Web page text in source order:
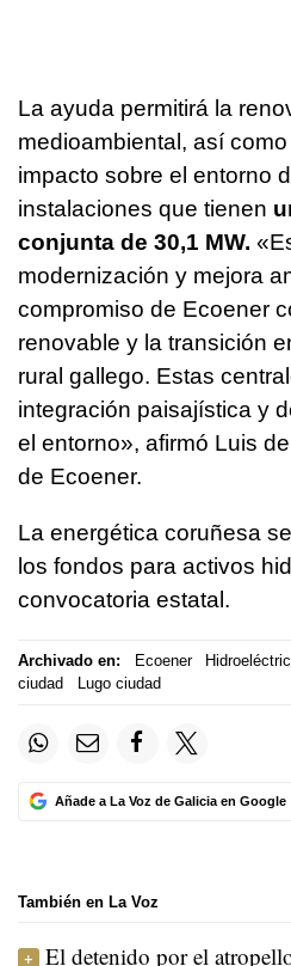
La ayuda permitirá la
medioambiental, así
impacto sobre el entorno
instalaciones que tienen
conjunta de 30,1 MW.
modernización y mejora
compromiso de Ecoener
renovable y la transición
rural gallego. Estas
integración paisajística y
el entorno», afirmó Luis
de Ecoener.
La energética coruñesa
los fondos para activos
convocatoria estatal.
Archivado en: Ecoener
ciudad
Lugo ciudad
Añade a La Voz de Galicia en Google
También en La Voz
El detenido por el